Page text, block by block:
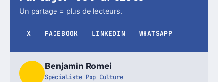
Un partage = plus de lecteurs.
X FACEBOOK LINKEDIN WHATSAPP
Benjamin Romei
Spécialiste Pop Culture